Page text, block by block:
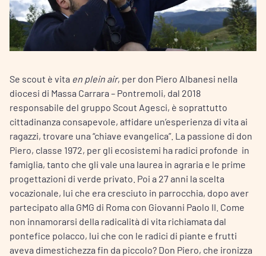
Se scout è vita en plein air, per don Piero Albanesi nella
diocesi di Massa Carrara – Pontremoli, dal 2018
responsabile del gruppo Scout Agesci, è soprattutto
cittadinanza consapevole, affidare un’esperienza di vita ai
ragazzi, trovare una “chiave evangelica”. La passione di don
Piero, classe 1972, per gli ecosistemi ha radici profonde in
famiglia, tanto che gli vale una laurea in agraria e le prime
progettazioni di verde privato. Poi a 27 anni la scelta
vocazionale, lui che era cresciuto in parrocchia, dopo aver
partecipato alla GMG di Roma con Giovanni Paolo II. Come
non innamorarsi della radicalità di vita richiamata dal
pontefice polacco, lui che con le radici di piante e frutti
aveva dimestichezza fin da piccolo? Don Piero, che ironizza